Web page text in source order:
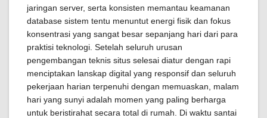
jaringan server, serta konsisten memantau keamanan
database sistem tentu menuntut energi fisik dan fokus
konsentrasi yang sangat besar sepanjang hari dari para
praktisi teknologi. Setelah seluruh urusan
pengembangan teknis situs selesai diatur dengan rapi
menciptakan lanskap digital yang responsif dan seluruh
pekerjaan harian terpenuhi dengan memuaskan, malam
hari yang sunyi adalah momen yang paling berharga
untuk beristirahat secara total di rumah. Di waktu santai